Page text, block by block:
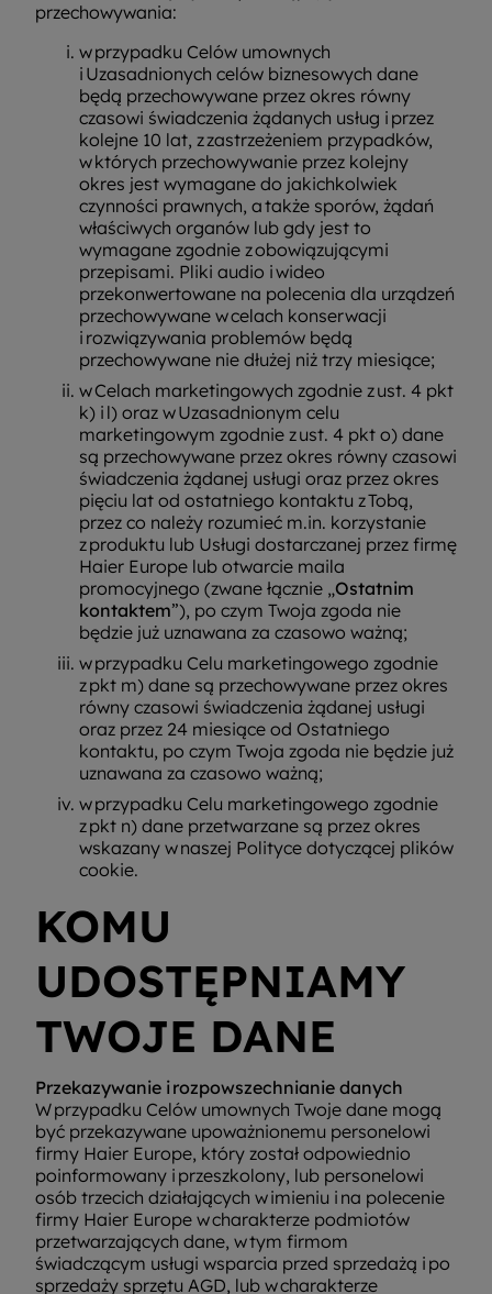
przechowywania:
w przypadku Celów umownych
i Uzasadnionych celów biznesowych dane
będą przechowywane przez okres równy
czasowi świadczenia żądanych usług i przez
kolejne 10 lat, z zastrzeżeniem przypadków,
w których przechowywanie przez kolejny
okres jest wymagane do jakichkolwiek
czynności prawnych, a także sporów, żądań
właściwych organów lub gdy jest to
wymagane zgodnie z obowiązującymi
przepisami. Pliki audio i wideo
przekonwertowane na polecenia dla urządzeń
przechowywane w celach konserwacji
i rozwiązywania problemów będą
przechowywane nie dłużej niż trzy miesiące;
w Celach marketingowych zgodnie z ust. 4 pkt
k) i l) oraz w Uzasadnionym celu
marketingowym zgodnie z ust. 4 pkt o) dane
są przechowywane przez okres równy czasowi
świadczenia żądanej usługi oraz przez okres
pięciu lat od ostatniego kontaktu z Tobą,
przez co należy rozumieć m.in. korzystanie
z produktu lub Usługi dostarczanej przez firmę
Haier Europe lub otwarcie maila
promocyjnego (zwane łącznie „Ostatnim
kontaktem”), po czym Twoja zgoda nie
będzie już uznawana za czasowo ważną;
w przypadku Celu marketingowego zgodnie
z pkt m) dane są przechowywane przez okres
równy czasowi świadczenia żądanej usługi
oraz przez 24 miesiące od Ostatniego
kontaktu, po czym Twoja zgoda nie będzie już
uznawana za czasowo ważną;
w przypadku Celu marketingowego zgodnie
z pkt n) dane przetwarzane są przez okres
wskazany w naszej Polityce dotyczącej plików
cookie.
KOMU
UDOSTĘPNIAMY
TWOJE DANE
Przekazywanie i rozpowszechnianie danych
W przypadku Celów umownych Twoje dane mogą
być przekazywane upoważnionemu personelowi
firmy Haier Europe, który został odpowiednio
poinformowany i przeszkolony, lub personelowi
osób trzecich działających w imieniu i na polecenie
firmy Haier Europe w charakterze podmiotów
przetwarzających dane, w tym firmom
świadczącym usługi wsparcia przed sprzedażą i po
sprzedaży sprzętu AGD, lub w charakterze